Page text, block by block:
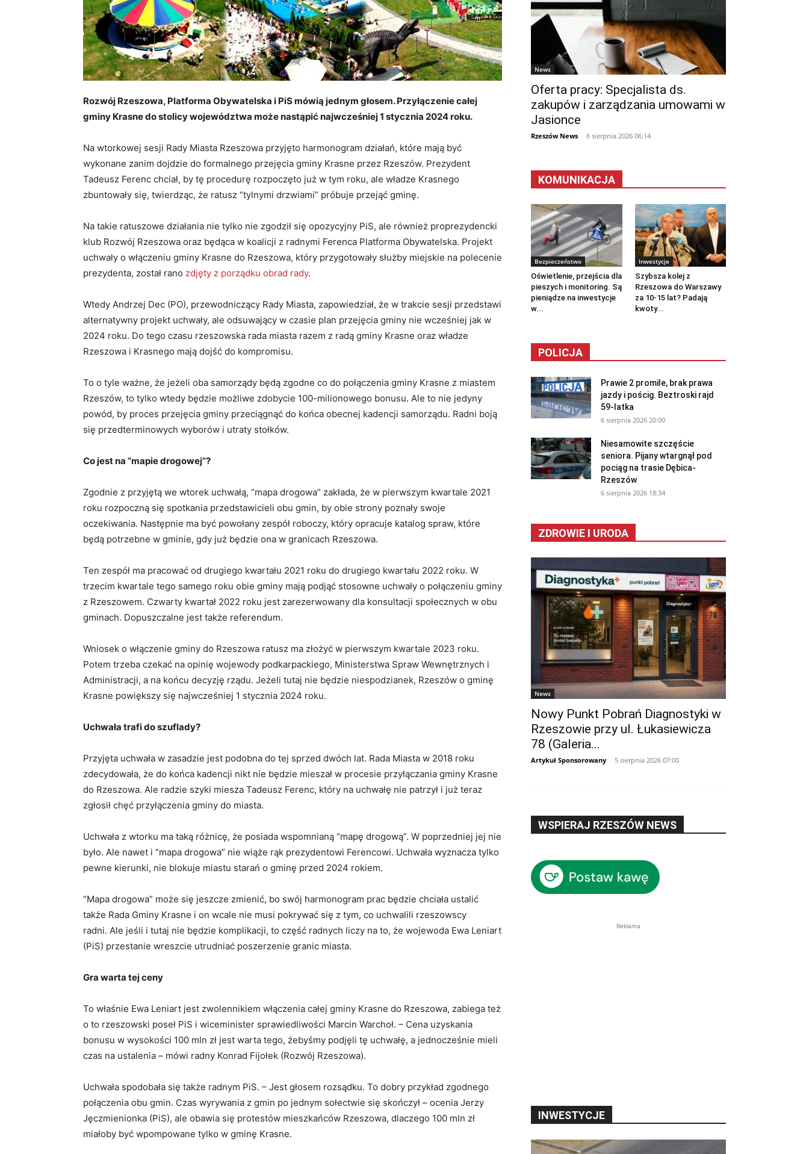
Rozwój Rzeszowa, Platforma Obywatelska i PiS mówią jednym głosem. Przyłączenie całej
gminy Krasne do stolicy województwa może nastąpić najwcześniej 1 stycznia 2024 roku.
Na wtorkowej sesji Rady Miasta Rzeszowa przyjęto harmonogram działań, które mają być
wykonane zanim dojdzie do formalnego przejęcia gminy Krasne przez Rzeszów. Prezydent
Tadeusz Ferenc chciał, by tę procedurę rozpoczęto już w tym roku, ale władze Krasnego
zbuntowały się, twierdząc, że ratusz “tylnymi drzwiami” próbuje przejąć gminę.
Na takie ratuszowe działania nie tylko nie zgodził się opozycyjny PiS, ale również proprezydencki
klub Rozwój Rzeszowa oraz będąca w koalicji z radnymi Ferenca Platforma Obywatelska. Projekt
uchwały o włączeniu gminy Krasne do Rzeszowa, który przygotowały służby miejskie na polecenie
prezydenta, został rano zdjęty z porządku obrad rady.
Wtedy Andrzej Dec (PO), przewodniczący Rady Miasta, zapowiedział, że w trakcie sesji przedstawi
alternatywny projekt uchwały, ale odsuwający w czasie plan przejęcia gminy nie wcześniej jak w
2024 roku. Do tego czasu rzeszowska rada miasta razem z radą gminy Krasne oraz władze
Rzeszowa i Krasnego mają dojść do kompromisu.
To o tyle ważne, że jeżeli oba samorządy będą zgodne co do połączenia gminy Krasne z miastem
Rzeszów, to tylko wtedy będzie możliwe zdobycie 100-milionowego bonusu. Ale to nie jedyny
powód, by proces przejęcia gminy przeciągnąć do końca obecnej kadencji samorządu. Radni boją
się przedterminowych wyborów i utraty stołków.
Co jest na “mapie drogowej”?
Zgodnie z przyjętą we wtorek uchwałą, “mapa drogowa” zakłada, że w pierwszym kwartale 2021
roku rozpoczną się spotkania przedstawicieli obu gmin, by obie strony poznały swoje
oczekiwania. Następnie ma być powołany zespół roboczy, który opracuje katalog spraw, które
będą potrzebne w gminie, gdy już będzie ona w granicach Rzeszowa.
Ten zespół ma pracować od drugiego kwartału 2021 roku do drugiego kwartału 2022 roku. W
trzecim kwartale tego samego roku obie gminy mają podjąć stosowne uchwały o połączeniu gminy
z Rzeszowem. Czwarty kwartał 2022 roku jest zarezerwowany dla konsultacji społecznych w obu
gminach. Dopuszczalne jest także referendum.
Wniosek o włączenie gminy do Rzeszowa ratusz ma złożyć w pierwszym kwartale 2023 roku.
Potem trzeba czekać na opinię wojewody podkarpackiego, Ministerstwa Spraw Wewnętrznych i
Administracji, a na końcu decyzję rządu. Jeżeli tutaj nie będzie niespodzianek, Rzeszów o gminę
Krasne powiększy się najwcześniej 1 stycznia 2024 roku.
Uchwała trafi do szuflady?
Przyjęta uchwała w zasadzie jest podobna do tej sprzed dwóch lat. Rada Miasta w 2018 roku
zdecydowała, że do końca kadencji nikt nie będzie mieszał w procesie przyłączania gminy Krasne
do Rzeszowa. Ale radzie szyki miesza Tadeusz Ferenc, który na uchwałę nie patrzył i już teraz
zgłosił chęć przyłączenia gminy do miasta.
Uchwała z wtorku ma taką różnicę, że posiada wspomnianą “mapę drogową”. W poprzedniej jej nie
było. Ale nawet i “mapa drogowa” nie wiąże rąk prezydentowi Ferencowi. Uchwała wyznacza tylko
pewne kierunki, nie blokuje miastu starań o gminę przed 2024 rokiem.
“Mapa drogowa” może się jeszcze zmienić, bo swój harmonogram prac będzie chciała ustalić
także Rada Gminy Krasne i on wcale nie musi pokrywać się z tym, co uchwalili rzeszowscy
radni. Ale jeśli i tutaj nie będzie komplikacji, to część radnych liczy na to, że wojewoda Ewa Leniart
(PiS) przestanie wreszcie utrudniać poszerzenie granic miasta.
Gra warta tej ceny
To właśnie Ewa Leniart jest zwolennikiem włączenia całej gminy Krasne do Rzeszowa, zabiega też
o to rzeszowski poseł PiS i wiceminister sprawiedliwości Marcin Warchoł. – Cena uzyskania
bonusu w wysokości 100 mln zł jest warta tego, żebyśmy podjęli tę uchwałę, a jednocześnie mieli
czas na ustalenia – mówi radny Konrad Fijołek (Rozwój Rzeszowa).
Uchwała spodobała się także radnym PiS. – Jest głosem rozsądku. To dobry przykład zgodnego
połączenia obu gmin. Czas wyrywania z gmin po jednym sołectwie się skończył – ocenia Jerzy
Jęczmienionka (PiS), ale obawia się protestów mieszkańców Rzeszowa, dlaczego 100 mln zł
miałoby być wpompowane tylko w gminę Krasne.
News
Oferta pracy: Specjalista ds.
zakupów i zarządzania umowami w
Jasionce
Rzeszów News - 6 sierpnia 2026 06:14
KOMUNIKACJA
Bezpieczeństwo
Oświetlenie, przejścia dla
pieszych i monitoring. Są
pieniądze na inwestycje
w...
Inwestycje
Szybsza kolej z
Rzeszowa do Warszawy
za 10-15 lat? Padają
kwoty...
POLICJA
Prawie 2 promile, brak prawa
jazdy i pościg. Beztroski rajd
59-latka
6 sierpnia 2026 20:00
Niesamowite szczęście
seniora. Pijany wtargnął pod
pociąg na trasie Dębica-
Rzeszów
6 sierpnia 2026 18:34
ZDROWIE I URODA
News
Nowy Punkt Pobrań Diagnostyki w
Rzeszowie przy ul. Łukasiewicza
78 (Galeria...
Artykuł Sponsorowany - 5 sierpnia 2026 07:00
WSPIERAJ RZESZÓW NEWS
Reklama
INWESTYCJE